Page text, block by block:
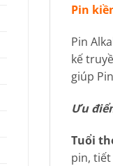
Pin
Pin
kế
giúp
Ưu
Tuổi
pin,